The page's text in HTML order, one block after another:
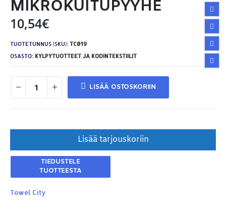
MIKROKUITUPYYHE
10,54€
TUOTETUNNUS (SKU): TC019
OSASTO: KYLPYTUOTTEET JA KODINTEKSTIILIT
LISÄÄ OSTOSKORIIN
Lisää tarjouskoriin
Towel City
YHTEYSTIEDOT